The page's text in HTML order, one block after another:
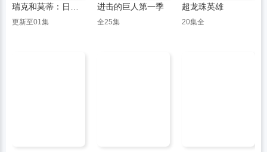
瑞克和莫蒂：日漫版
更新至01集
进击的巨人第一季
全25集
超龙珠英雄
20集全